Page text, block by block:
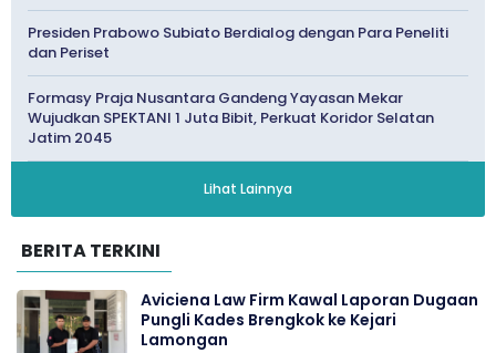
Presiden Prabowo Subiato Berdialog dengan Para Peneliti
dan Periset
Formasy Praja Nusantara Gandeng Yayasan Mekar
Wujudkan SPEKTANI 1 Juta Bibit, Perkuat Koridor Selatan
Jatim 2045
Lihat Lainnya
BERITA TERKINI
Aviciena Law Firm Kawal Laporan Dugaan
Pungli Kades Brengkok ke Kejari
Lamongan